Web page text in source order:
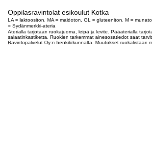
Oppilasravintolat esikoulut Kotka
LA = laktoositon, MA = maidoton, GL = gluteeniton, M =
= Sydänmerkki-ateria
Aterialla tarjotaan ruokajuoma, leipä ja levite. Pääaterialla
salaatinkastiketta. Ruokien tarkemmat ainesosatiedot saat
Ravintopalvelut Oy:n henkilökunnalta. Muutokset ruokalistaan